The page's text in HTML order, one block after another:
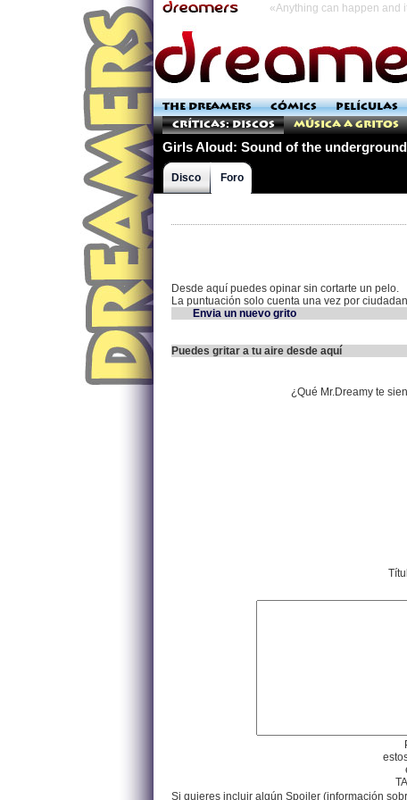
«Anything can happen and
THE DREAMERS CÓMICS PELÍCULAS
Críticas: Discos
Música a Gritos
Girls Aloud: Sound of the underground
Disco Foro
Desde aquí puedes opinar sin cortarte un pelo.
La puntuación solo cuenta una vez por
Envia un nuevo grito
Puedes gritar a tu aire desde aquí
¿Qué Mr.Dreamy te
Si quieres incluir algún Spoiler (información